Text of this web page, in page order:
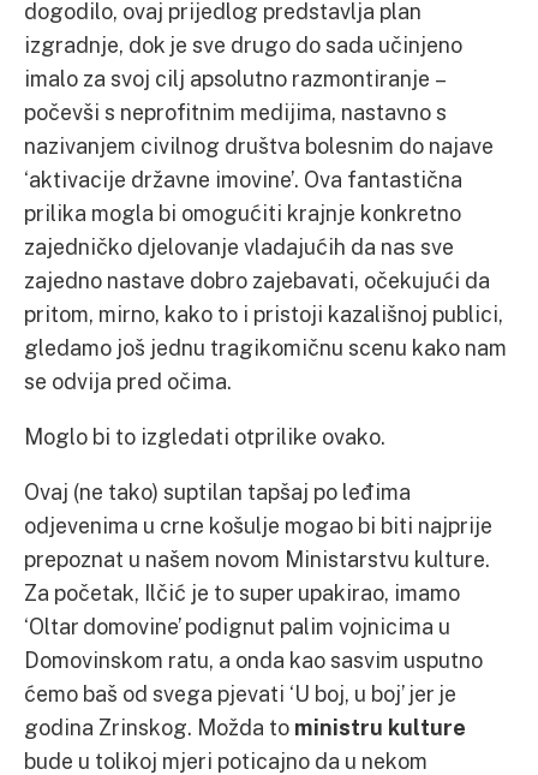
dogodilo, ovaj prijedlog predstavlja plan
izgradnje, dok je sve drugo do sada učinjeno
imalo za svoj cilj apsolutno razmontiranje –
počevši s neprofitnim medijima, nastavno s
nazivanjem civilnog društva bolesnim do najave
‘aktivacije državne imovine’. Ova fantastična
prilika mogla bi omogućiti krajnje konkretno
zajedničko djelovanje vladajućih da nas sve
zajedno nastave dobro zajebavati, očekujući da
pritom, mirno, kako to i pristoji kazališnoj publici,
gledamo još jednu tragikomičnu scenu kako nam
se odvija pred očima.
Moglo bi to izgledati otprilike ovako.
Ovaj (ne tako) suptilan tapšaj po leđima
odjevenima u crne košulje mogao bi biti najprije
prepoznat u našem novom Ministarstvu kulture.
Za početak, Ilčić je to super upakirao, imamo
‘Oltar domovine’ podignut palim vojnicima u
Domovinskom ratu, a onda kao sasvim usputno
ćemo baš od svega pjevati ‘U boj, u boj’ jer je
godina Zrinskog. Možda to ministru kulture
bude u tolikoj mjeri poticajno da u nekom